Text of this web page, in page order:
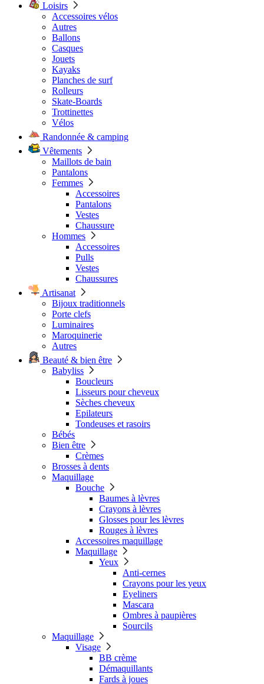
Loisirs
Accessoires vélos
Autres
Ballons
Casques
Jouets
Kayaks
Planches de surf
Rolleurs
Skate-Boards
Trottinettes
Vélos
Randonnée & camping
Vêtements
Maillots de bain
Pantalons
Femmes
Accessoires
Pantalons
Vestes
Chaussure
Hommes
Accessoires
Pulls
Vestes
Chaussures
Artisanat
Bijoux traditionnels
Porte clefs
Luminaires
Maroquinerie
Autres
Beauté & bien être
Babyliss
Boucleurs
Lisseurs pour cheveux
Sèches cheveux
Epilateurs
Tondeuses et rasoirs
Bébés
Bien être
Crèmes
Brosses à dents
Maquillage
Bouche
Baumes à lèvres
Crayons à lèvres
Glosses pour les lèvres
Rouges à lèvres
Accessoires maquillage
Maquillage
Yeux
Anti-cernes
Crayons pour les yeux
Eyeliners
Mascara
Ombres à paupières
Sourcils
Maquillage
Visage
BB crème
Démaquillants
Fards à joues